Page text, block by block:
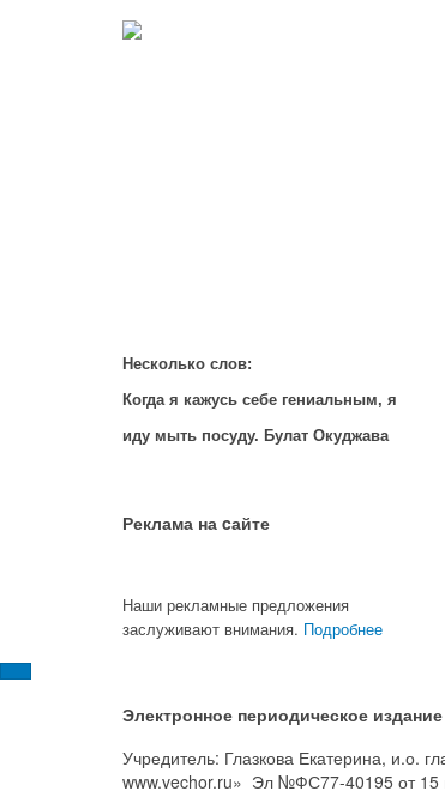
Несколько слов:
Когда я кажусь себе гениальным, я
иду мыть посуду. Булат Окуджава
Реклама на cайте
Наши рекламные предложения
заслуживают внимания. Подробнее
Электронное периодическое
Учредитель: Глазкова Екатерина, и.о.
www.vechor.ru» Эл №ФС77-40195 от 15